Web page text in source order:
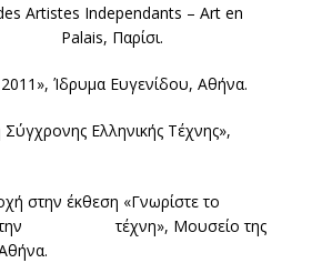
Independants – Art en
Palais, Παρίσι.
Ίδρυμα Ευγενίδου, Αθήνα.
Ελληνικής Τέχνης»,
έκθεση «Γνωρίστε το
την τέχνη», Μουσείο της